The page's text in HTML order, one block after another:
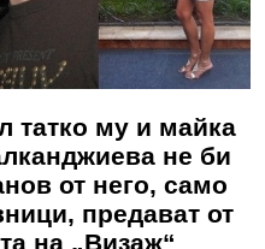
татко му и майка
не би
от него, само
предават от
на „Визаж“